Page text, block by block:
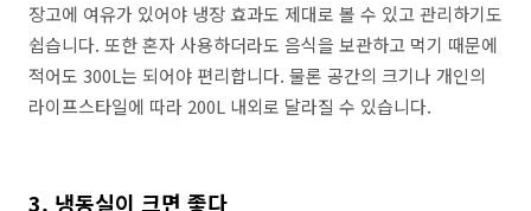
장고에 여유가 있어야 냉장 효과도 제대로 볼 수 있고 관리하기도
쉽습니다. 또한 혼자 사용하더라도 음식을 보관하고 먹기 때문에
적어도 300L는 되어야 편리합니다. 물론 공간의 크기나 개인의
라이프스타일에 따라 200L 내외로 달라질 수 있습니다.
3. 냉동실이 크면 좋다